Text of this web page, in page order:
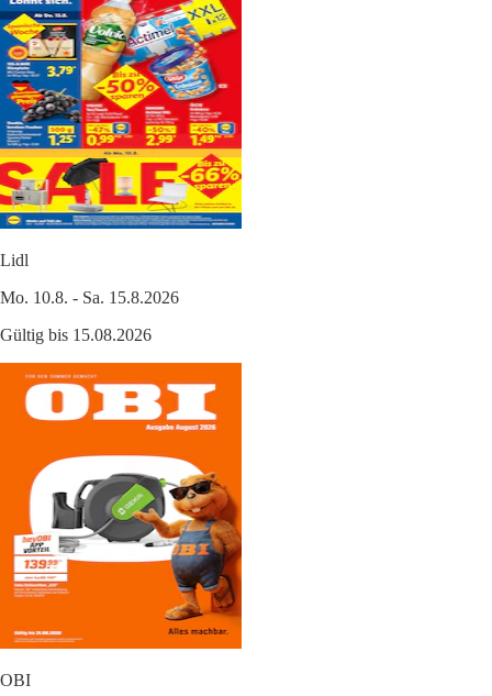
Lidl
Mo. 10.8. - Sa. 15.8.2026
Gültig bis 15.08.2026
OBI